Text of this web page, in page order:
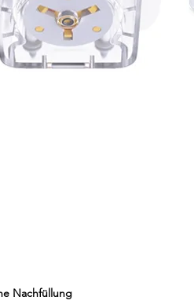
Nachfüllung